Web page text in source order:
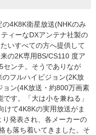
4K8K衛星放送(NHKのみ
ィーなDXアンテナ社製の
いすべての方へ提供して
の2K専用BS/CS110 度ア
センチ。そうでありなが
フルハイビジョン(2K放
ン(4K放送・約800万画素
す。「大は小を兼ねる」
けて4K8Kの実用放送がま
発表され、各メーカーの
も落ち着いてきました。そ